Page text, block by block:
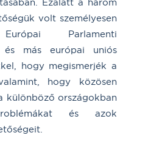
volt személyesen
Parlamenti
és más európai uniós
hogy megismerjék a
hogy közösen
különböző országokban
és azok